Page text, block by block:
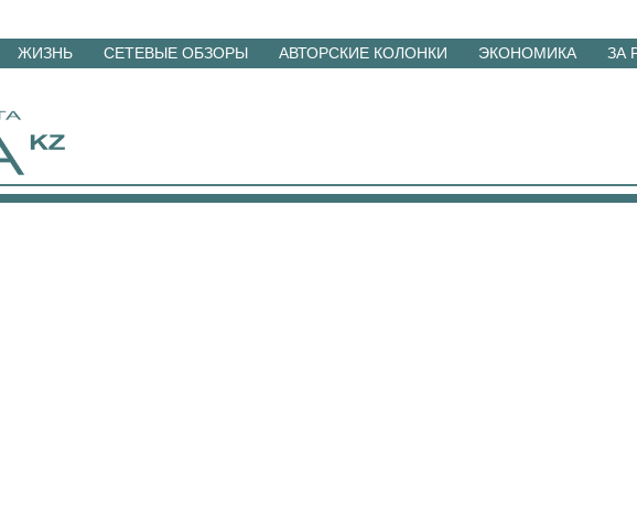
ЖИЗНЬ СЕТЕВЫЕ ОБЗОРЫ АВТОРСКИЕ КОЛОНКИ ЭКОНОМИКА ЗА